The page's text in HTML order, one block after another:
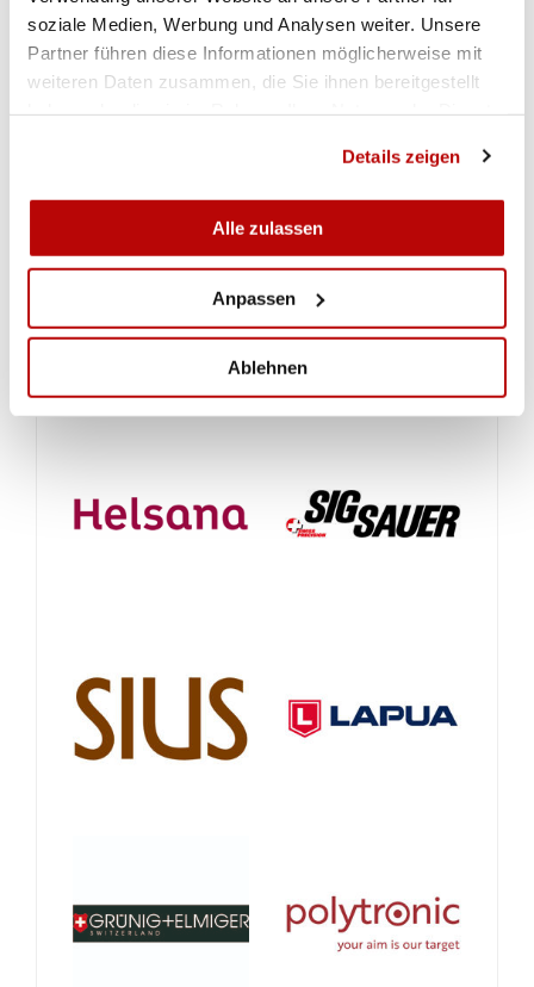
soziale Medien, Werbung und Analysen weiter. Unsere
Partner führen diese Informationen möglicherweise mit
weiteren Daten zusammen, die Sie ihnen bereitgestellt
Details zeigen
Alle zulassen
Anpassen
Ablehnen
ZUR GALERIE